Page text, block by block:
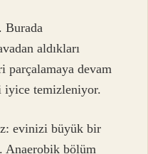
Burada
aldıkları
parçalamaya devam
iyice temizleniyor.
evinizi büyük bir
Anaerobik bölüm